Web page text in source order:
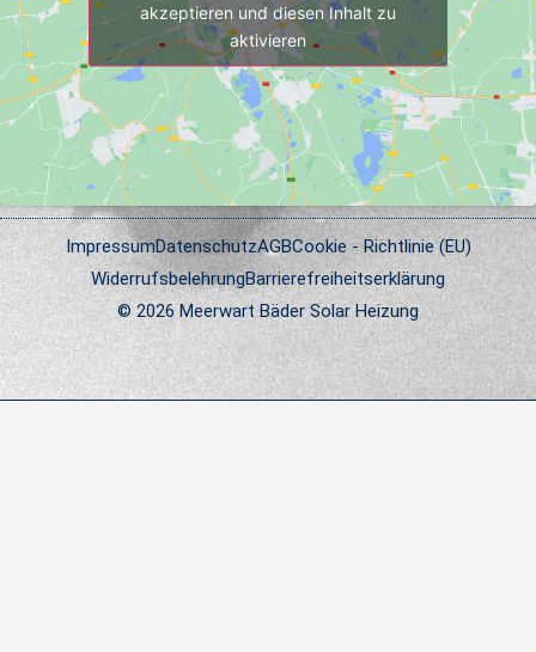
akzeptieren und diesen Inhalt zu
aktivieren
ImpressumDatenschutzAGBCookie - Richtlinie (EU)
WiderrufsbelehrungBarrierefreiheitserklärung
© 2026 Meerwart Bäder Solar Heizung